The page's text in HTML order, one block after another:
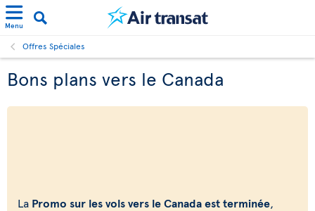
Menu
Offres Spéciales
Bons plans vers le Canada
La Promo sur les vols vers le Canada est terminée,